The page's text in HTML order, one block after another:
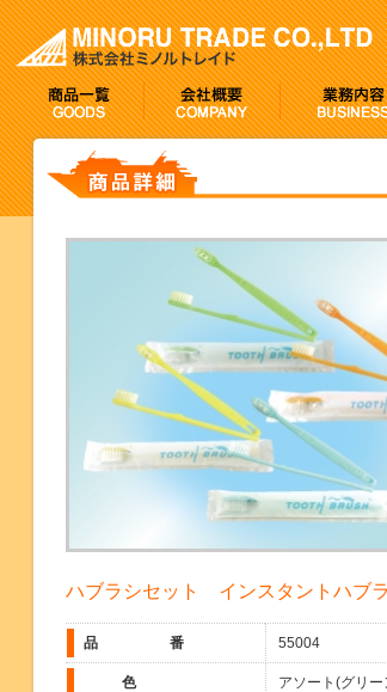
ハブラシセット インスタントハブ
品番 55004
色 アソート(グリ